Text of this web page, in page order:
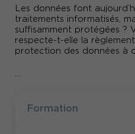
Les données font
traitements informatisés,
suffisamment protégées ?
respecte-t-elle la
protection des données à
Cette formation vous
...
Formation